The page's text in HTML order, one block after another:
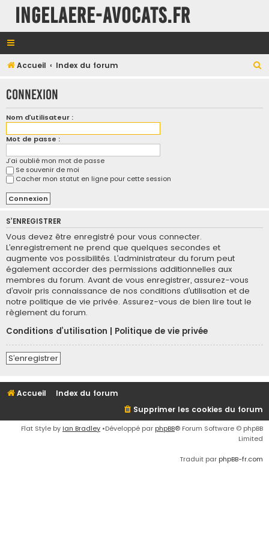
INGELAERE-AVOCATS.FR
Accueil Index du forum
h
Connexion
Nom d’utilisateur :
Mot de passe :
J’ai oublié mon mot de passe
Se souvenir de moi
Cacher mon statut en ligne pour cette session
S’ENREGISTRER
Vous devez être enregistré pour vous connecter.
L’enregistrement ne prend que quelques secondes et
augmente vos possibilités. L’administrateur du forum peut
également accorder des permissions additionnelles aux
membres du forum. Avant de vous enregistrer, assurez-vous
d’avoir pris connaissance de nos conditions d’utilisation et de
notre politique de vie privée. Assurez-vous de bien lire tout le
règlement du forum.
Conditions d’utilisation | Politique de vie privée
S’enregistrer
Accueil
Index du forum
Supprimer les cookies du forum
Flat Style by Ian Bradley •Développé par phpBB® Forum Software © phpBB
Limited
Traduit par phpBB-fr.com